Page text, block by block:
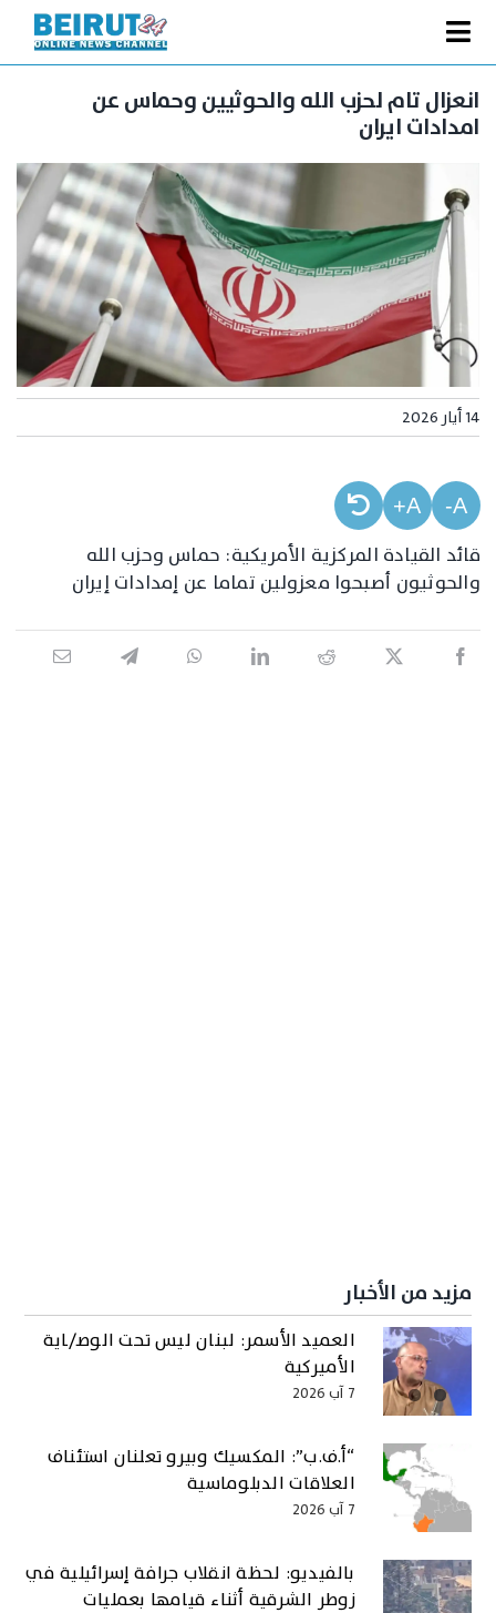
content
Toggle
Navigation
الصفحة الرئيسية
سياسة
فنّ
رياضة
متفرقات
Podcast
من نحن
عن:
انعزال تام لحزب الله والحوثيين وحماس عن
امدادات ايران
14 أيار 2026
A-
A+
قائد القيادة المركزية الأمريكية: حماس وحزب الله
والحوثيون أصبحوا معزولين تماما عن إمدادات إيران
مزيد من الأخبار
العميد الأسمر: لبنان ليس تحت الوصـ/ـاية
الأميركية
7 آب 2026
“أ.ف.ب”: المكسيك وبيرو تعلنان استئناف
العلاقات الدبلوماسية
7 آب 2026
بالفيديو: لحظة انقلاب جرافة إسرائيلية في
زوطر الشرقية أثناء قيامها بعمليات